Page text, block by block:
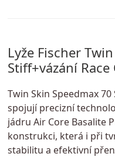
Lyže Fischer
Stiff+vázání
Twin Skin Speedmax
spojují precizní
jádru Air Core Basalite
konstrukci, která i při
stabilitu a efektivní